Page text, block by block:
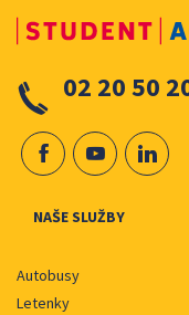
02 20 50
NAŠE SLUŽBY
Autobusy
Letenky